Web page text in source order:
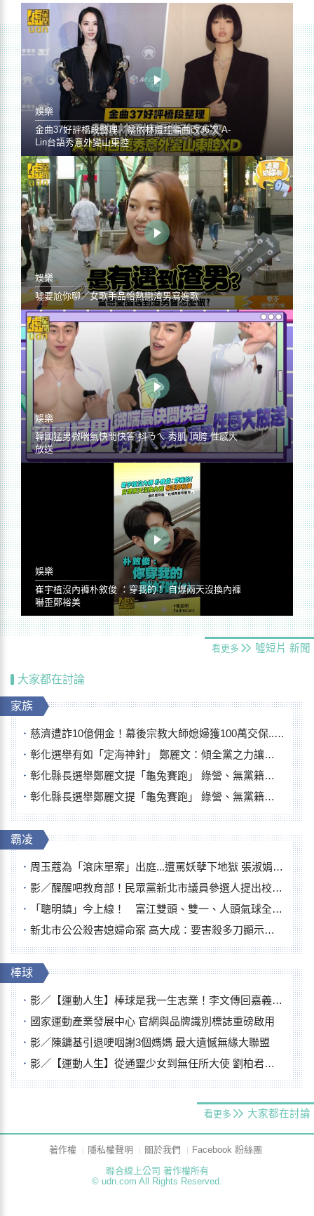
娛樂
金曲37好評橋段整理／蔡依林遭控編曲改36次 A-
Lin台語秀意外變山東腔
娛樂
噓要尬你聊／女歌手品怡熱戀渣男寫進歌
娛樂
韓國猛男微喘氣快問快答 抖ㄋㄟ 秀肌 頂胯 性感大
放送
娛樂
崔宇植沒內褲朴敘俊 ：穿我的！ 自爆兩天沒換內褲
嚇歪鄭裕美
看更多 噓短片 新聞
大家都在討論
家族
慈濟遭詐10億佣金！幕後宗教大師媳婦獲100萬交保...快步奔離不發一語
彰化選舉有如「定海神針」 鄭麗文：傾全黨之力讓彰化贏
彰化縣長選舉鄭麗文提「龜兔賽跑」 綠營、無黨籍忙否認是烏龜
彰化縣長選舉鄭麗文提「龜兔賽跑」 綠營、無黨籍忙否認是烏龜
霸凌
周玉蔻為「滾床單案」出庭...遭罵妖孽下地獄 張淑娟批：舌頭殺人有罪
影／醒醒吧教育部！民眾黨新北市議員參選人提出校園反毒防線升級政見
「聰明鎮」今上線！ 富江雙頭、雙一、人頭氣球全登場
新北市公公殺害媳婦命案 高大成：要害殺多刀顯示怨恨深
棒球
影／【運動人生】棒球是我一生志業！李文傳回嘉義扎根點亮KANO精神
國家運動產業發展中心 官網與品牌識別標誌重磅啟用
影／陳鏞基引退哽咽謝3個媽媽 最大遺憾無緣大聯盟
影／【運動人生】從通靈少女到無任所大使 劉柏君女裁判人生國際發光
看更多 大家都在討論
著作權 隱私權聲明 關於我們
Facebook 粉絲團
聯合線上公司 著作權所有
© udn.com All Rights Reserved.